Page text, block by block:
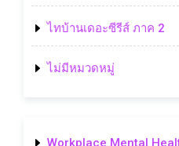
ไทบ้านเดอะซีรีส์ ภาค 2
ไม่มีหมวดหมู่